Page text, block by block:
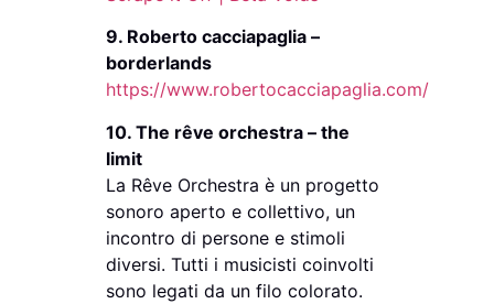
9. Roberto cacciapaglia –
borderlands
https://www.robertocacciapaglia.com/
10. The rêve orchestra – the
limit
La Rêve Orchestra è un progetto
sonoro aperto e collettivo, un
incontro di persone e stimoli
diversi. Tutti i musicisti coinvolti
sono legati da un filo colorato.